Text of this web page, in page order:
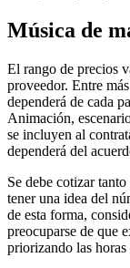
Música de
El rango de precios
proveedor. Entre
dependerá de cada
Animación,
se incluyen al
dependerá del
Se debe cotizar
tener una idea del
de esta forma,
preocuparse de que
priorizando las